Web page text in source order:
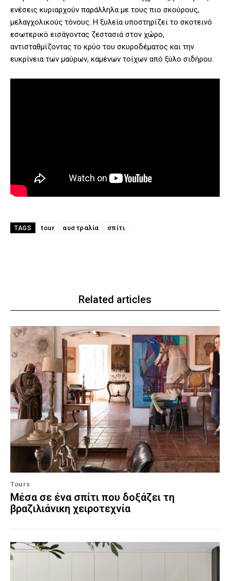
ενέσεις κυριαρχούν παράλληλα με τους πιο σκούρους,
μελαγχολικούς τόνους. Η ξυλεία υποστηρίζει το σκοτεινό
εσωτερικό εισάγοντας ζεστασιά στον χώρο,
αντισταθμίζοντας το κρύο του σκυροδέματος και την
ευκρίνεια των μαύρων, καμένων τοίχων από ξύλο σιδήρου.
TAGS tour αυστραλία σπίτι
Related articles
Tours
Μέσα σε ένα σπίτι που δοξάζει τη
βραζιλιάνικη χειροτεχνία